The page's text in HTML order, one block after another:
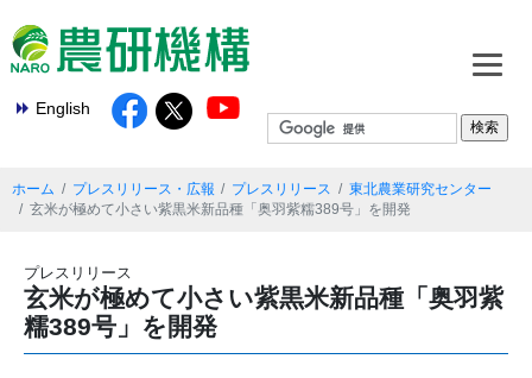
English
ホーム プレスリリース・広報 プレスリリース
東北農業研究センター
玄米が極めて小さい紫黒米新品種「奥羽紫糯389号」を開発
プレスリリース
玄米が極めて小さい紫黒米新品種「奥羽紫
糯389号」を開発